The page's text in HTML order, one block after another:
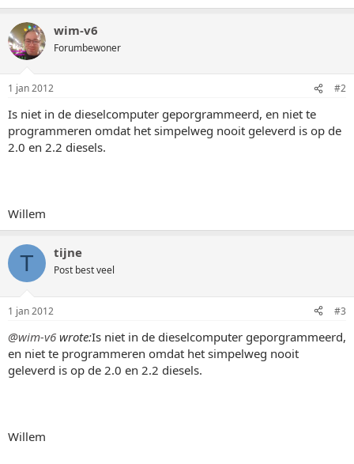
wim-v6
Forumbewoner
1 jan 2012 #2
Is niet in de dieselcomputer geporgrammeerd, en niet te
programmeren omdat het simpelweg nooit geleverd is op de
2.0 en 2.2 diesels.
Willem
T tijne
Post best veel
1 jan 2012 #3
@wim-v6 wrote:Is niet in de dieselcomputer geporgrammeerd,
en niet te programmeren omdat het simpelweg nooit
geleverd is op de 2.0 en 2.2 diesels.
Willem